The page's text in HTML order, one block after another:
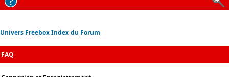
Univers Freebox Index du Forum
FAQ